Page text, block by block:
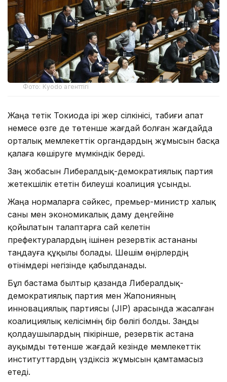
Фото: Kyodo агенттігі
Жаңа тетік Токиода ірі жер сілкінісі, табиғи апат
немесе өзге де төтенше жағдай болған жағдайда
орталық мемлекеттік органдардың жұмысын басқа
қалаға көшіруге мүмкіндік береді.
Заң жобасын Либералдық-демократиялық партия
жетекшілік ететін билеуші коалиция ұсынды.
Жаңа нормаларға сәйкес, премьер-министр халық
саны мен экономикалық даму деңгейіне
қойылатын талаптарға сай келетін
префектуралардың ішінен резервтік астананы
таңдауға құқылы болады. Шешім өңірлердің
өтінімдері негізінде қабылданады.
Бұл бастама былтыр қазанда Либералдық-
демократиялық партия мен Жапонияның
инновациялық партиясы (JIP) арасында жасалған
коалициялық келісімнің бір бөлігі болды. Заңды
қолдаушылардың пікірінше, резервтік астана
ауқымды төтенше жағдай кезінде мемлекеттік
институттардың үздіксіз жұмысын қамтамасыз
етеді.